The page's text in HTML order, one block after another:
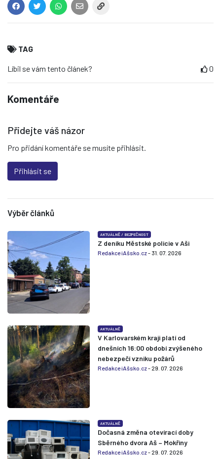
TAG
Líbil se vám tento článek? 0
Komentáře
Přidejte váš názor
Pro přidání komentáře se musíte přihlásit.
Přihlásit se
Výběr článků
AKTUÁLNĚ / BEZPEČNOST
Z deníku Městské policie v Aši
Redakce iAšsko.cz- 31. 07. 2026
AKTUÁLNĚ
V Karlovarském kraji platí od
dnešních 16:00 období zvýšeného
nebezpečí vzniku požárů
Redakce iAšsko.cz- 29. 07. 2026
AKTUÁLNĚ
Dočasná změna otevírací doby
Sběrného dvora Aš – Mokřiny
Redakce iAšsko.cz- 29. 07. 2026